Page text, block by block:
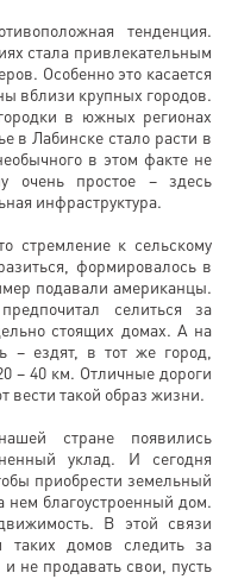
тенденция.
стала привлекательным
Особенно это касается
вблизи крупных городов.
в южных регионах
в Лабинске стало расти в
в этом факте не
очень простое – здесь
инфраструктура.
стремление к сельскому
формировалось в
подавали американцы.
селиться за
стоящих домах. А на
– ездят, в тот же город,
– 40 км. Отличные дороги
вести такой образ жизни.
стране появились
уклад. И сегодня
приобрести земельный
нем благоустроенный дом.
В этой связи
таких домов следить за
не продавать свои, пусть